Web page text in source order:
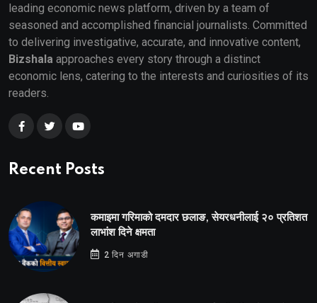
leading economic news platform, driven by a team of
seasoned and accomplished financial journalists. Committed
to delivering investigative, accurate, and innovative content,
Bizshala approaches every story through a distinct
economic lens, catering to the interests and curiosities of its
readers.
Recent Posts
कमाइमा गरिमाको दमदार छलाङ, सेयरधनीलाई २० प्रतिशत
लाभांश दिने क्षमता
2 दिन अगाडी